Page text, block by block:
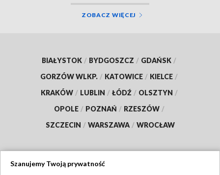
ZOBACZ WIĘCEJ
BIAŁYSTOK / BYDGOSZCZ / GDAŃSK /
GORZÓW WLKP. / KATOWICE / KIELCE /
KRAKÓW / LUBLIN / ŁÓDŹ / OLSZTYN /
OPOLE / POZNAŃ / RZESZÓW /
SZCZECIN / WARSZAWA / WROCŁAW
Szanujemy Twoją prywatność